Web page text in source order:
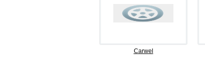
Carwel